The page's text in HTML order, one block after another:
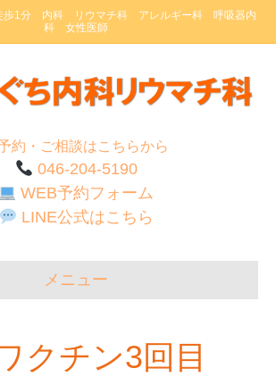
歩1分 内科 リウマチ科 アレルギー科 呼吸器内
科 女性医師
約・ご相談はこちらから
046-204-5190
WEB予約フォーム
LINE公式はこちら
メニュー
クチン3回目